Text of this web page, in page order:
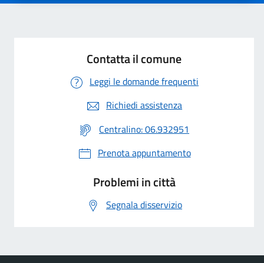
Contatta il comune
Leggi le domande frequenti
Richiedi assistenza
Centralino: 06.932951
Prenota appuntamento
Problemi in città
Segnala disservizio